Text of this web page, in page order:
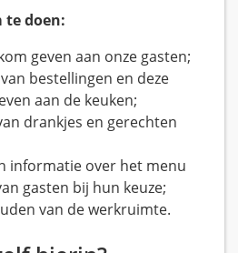
te doen:
geven aan onze gasten;
bestellingen en deze
aan de keuken;
drankjes en gerechten
informatie over het menu
gasten bij hun keuze;
van de werkruimte.